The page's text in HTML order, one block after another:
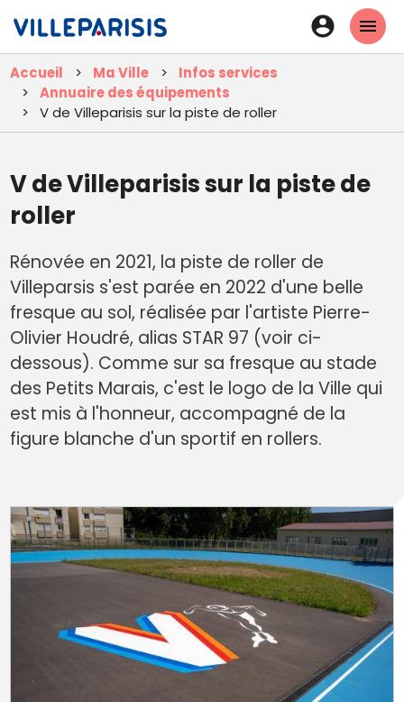
contenu
principal
En-
tête
Accueil Ma Ville
Infos services
Annuaire des équipements
V de Villeparisis sur la piste de roller
V de Villeparisis sur la piste de
roller
Rénovée en 2021, la piste de roller de
Villeparsis s'est parée en 2022 d'une belle
fresque au sol, réalisée par l'artiste Pierre-
Olivier Houdré, alias STAR 97 (voir ci-
dessous). Comme sur sa fresque au stade
des Petits Marais, c'est le logo de la Ville qui
est mis à l'honneur, accompagné de la
figure blanche d'un sportif en rollers.